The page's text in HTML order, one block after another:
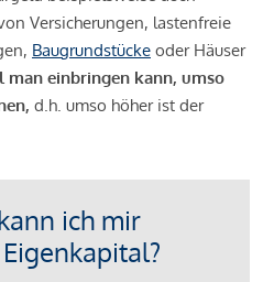
Versicherungen, lastenfreie
Baugrundstücke oder Häuser
man einbringen kann, umso
d.h. umso höher ist der
ich mir